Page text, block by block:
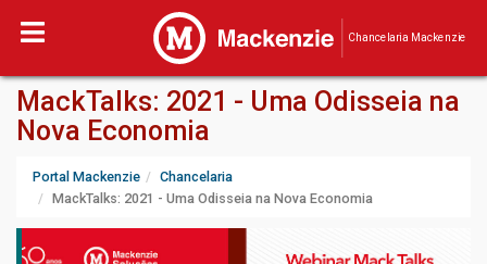
Chancelaria Mackenzie
MackTalks: 2021 - Uma Odisseia na
Nova Economia
Portal Mackenzie
Chancelaria
MackTalks: 2021 - Uma Odisseia na Nova Economia